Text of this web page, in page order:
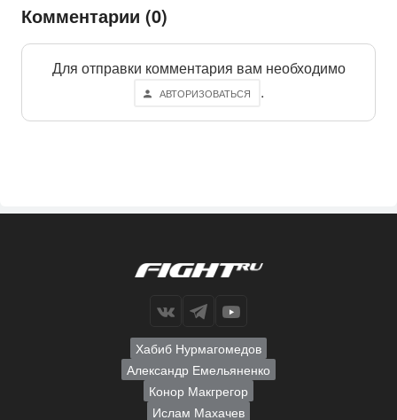
Комментарии (0)
Для отправки комментария вам необходимо
АВТОРИЗОВАТЬСЯ .
Хабиб Нурмагомедов
Александр Емельяненко
Конор Макгрегор
Ислам Махачев